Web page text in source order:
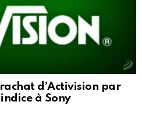
d’Activision par
à Sony